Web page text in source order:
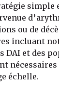
simple
ou de
incluant
DAI et des
échelle.